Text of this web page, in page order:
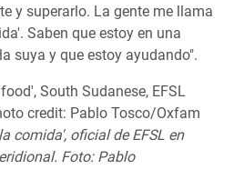
y superarlo. La gente me llama
Saben que estoy en una
suya y que estoy ayudando".
comida', oficial de EFSL en
Foto: Pablo